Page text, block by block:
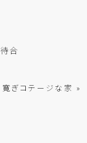
合
寛ぎコテージな家 »